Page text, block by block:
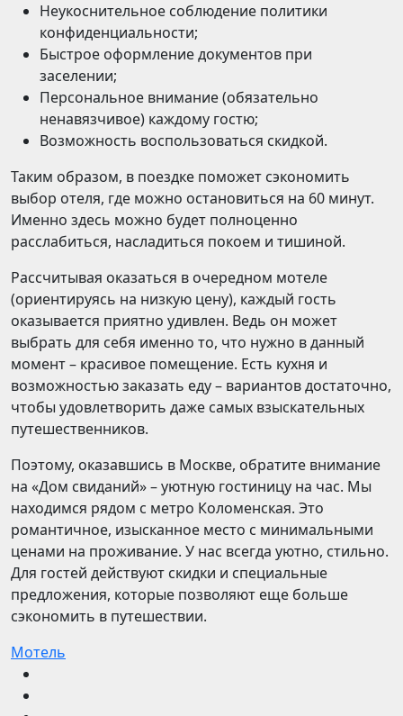
Неукоснительное соблюдение политики
конфиденциальности;
Быстрое оформление документов при
заселении;
Персональное внимание (обязательно
ненавязчивое) каждому гостю;
Возможность воспользоваться скидкой.
Таким образом, в поездке поможет сэкономить
выбор отеля, где можно остановиться на 60 минут.
Именно здесь можно будет полноценно
расслабиться, насладиться покоем и тишиной.
Рассчитывая оказаться в очередном мотеле
(ориентируясь на низкую цену), каждый гость
оказывается приятно удивлен. Ведь он может
выбрать для себя именно то, что нужно в данный
момент – красивое помещение. Есть кухня и
возможностью заказать еду – вариантов достаточно,
чтобы удовлетворить даже самых взыскательных
путешественников.
Поэтому, оказавшись в Москве, обратите внимание
на «Дом свиданий» – уютную гостиницу на час. Мы
находимся рядом с метро Коломенская. Это
романтичное, изысканное место с минимальными
ценами на проживание. У нас всегда уютно, стильно.
Для гостей действуют скидки и специальные
предложения, которые позволяют еще больше
сэкономить в путешествии.
Мотель